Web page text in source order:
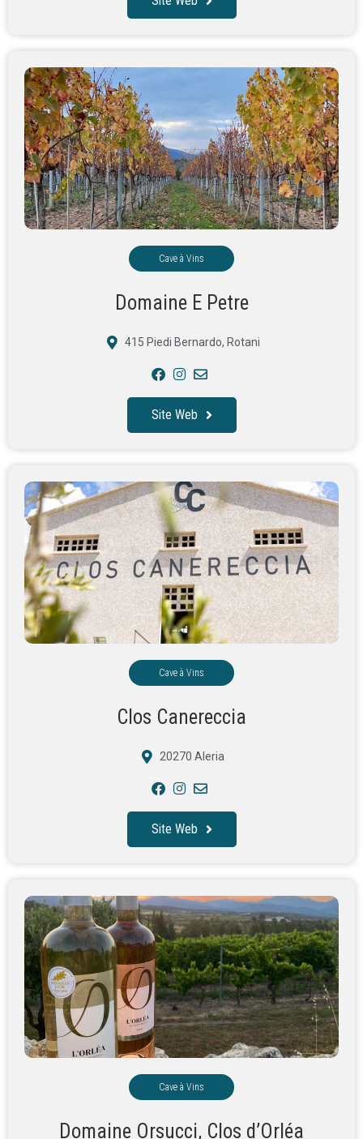
Cave à Vins
Domaine E Petre
415 Piedi Bernardo, Rotani
Site Web
Cave à Vins
Clos Canereccia
20270 Aleria
Site Web
Cave à Vins
Domaine Orsucci, Clos d’Orléa